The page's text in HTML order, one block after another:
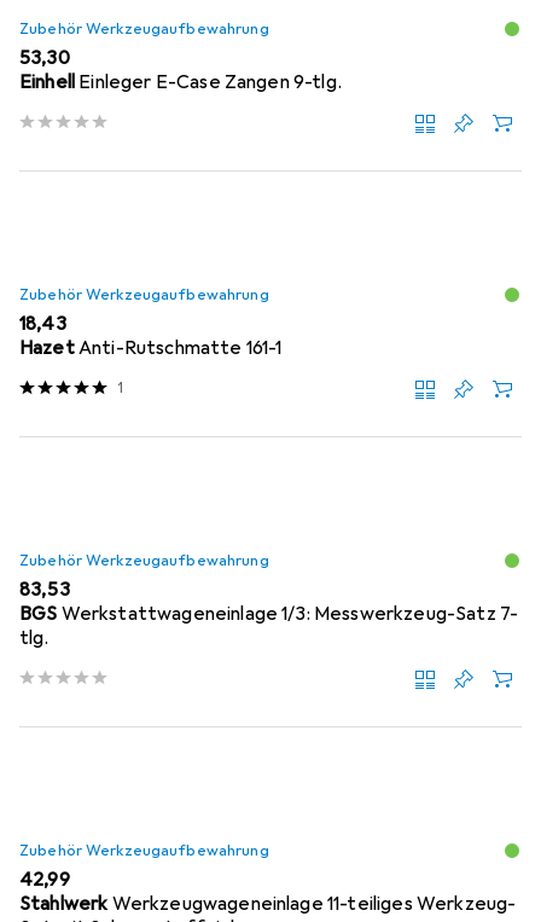
Zubehör Werkzeugaufbewahrung
EUR
53,30
Einhell Einleger E-Case Zangen 9-tlg.
Zubehör Werkzeugaufbewahrung
EUR
18,43
HazetAnti-Rutschmatte 161-1
1
Zubehör Werkzeugaufbewahrung
EUR
83,53
BGS Werkstattwageneinlage 1/3: Messwerkzeug-Satz 7-
tlg.
Zubehör Werkzeugaufbewahrung
EUR
42,99
StahlwerkWerkzeugwageneinlage 11-teiliges Werkzeug-